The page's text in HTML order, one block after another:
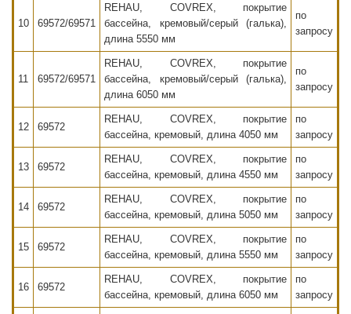
10 69572/69571
REHAU, COVREX, покрытие
бассейна, кремовый/серый (галька),
длина 5550 мм
по
запросу
11 69572/69571
REHAU, COVREX, покрытие
бассейна, кремовый/серый (галька),
длина 6050 мм
по
запросу
12 69572
REHAU, COVREX, покрытие
бассейна, кремовый, длина 4050 мм
по
запросу
13 69572
REHAU, COVREX, покрытие
бассейна, кремовый, длина 4550 мм
по
запросу
14 69572
REHAU, COVREX, покрытие
бассейна, кремовый, длина 5050 мм
по
запросу
15 69572
REHAU, COVREX, покрытие
бассейна, кремовый, длина 5550 мм
по
запросу
16 69572
REHAU, COVREX, покрытие
бассейна, кремовый, длина 6050 мм
по
запросу